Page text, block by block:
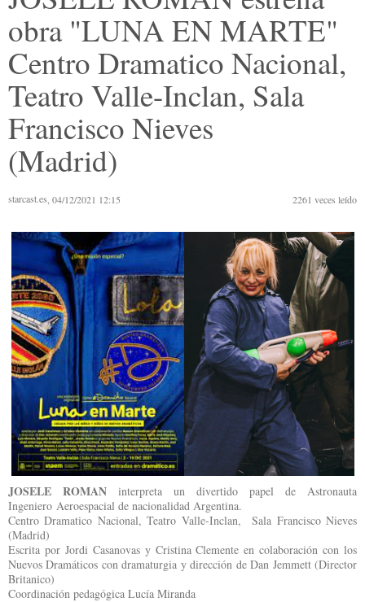
obra "LUNA EN MARTE"
Centro Dramatico Nacional,
Teatro Valle-Inclan, Sala
Francisco Nieves
(Madrid)
starcast.es , 04/12/2021 12:15 2261 veces leído
JOSELE ROMAN interpreta un divertido papel de Astronauta
Ingeniero Aeroespacial de nacionalidad Argentina.
Centro Dramatico Nacional, Teatro Valle-Inclan, Sala Francisco Nieves
(Madrid)
Escrita por Jordi Casanovas y Cristina Clemente en colaboración con los
Nuevos Dramáticos con dramaturgia y dirección de Dan Jemmett (Director
Britanico)
Coordinación pedagógica Lucía Miranda